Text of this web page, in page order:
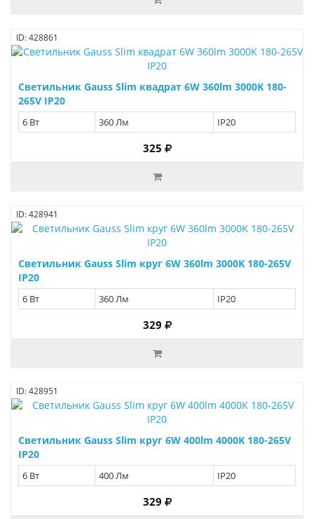
ID: 428861
Светильник Gauss Slim квадрат 6W 360lm 3000K 180-
265V IP20
6 Вт 360 Лм IP20
325
ID: 428941
Светильник Gauss Slim круг 6W 360lm 3000K 180-265V
IP20
6 Вт 360 Лм IP20
329
ID: 428951
Светильник Gauss Slim круг 6W 400lm 4000K 180-265V
IP20
6 Вт 400 Лм IP20
329